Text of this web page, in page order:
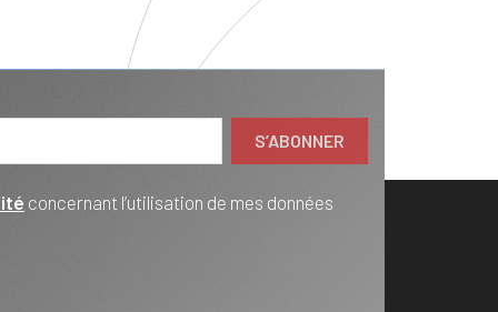
concernant l’utilisation de mes données